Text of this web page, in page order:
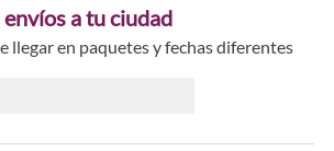
envíos a tu ciudad
llegar en paquetes y fechas diferentes